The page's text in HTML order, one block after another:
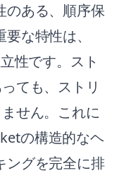
のある、順序保
な特性は、
性です。スト
ても、ストリ
せん。これに
の構造的なヘ
ングを完全に排